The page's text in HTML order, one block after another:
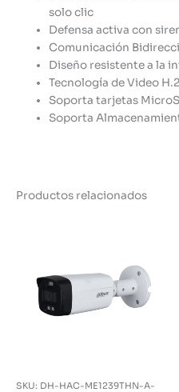
solo clic
Defensa activa con
Comunicación
Diseño resistente a la
Tecnología de Video
Soporta tarjetas
Soporta
Productos relacionados
SKU: DH-HAC-ME1239THN-A-